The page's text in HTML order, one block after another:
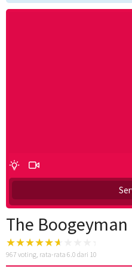
The Boogeyman
967 voting, rata-rata 6.0 dari 10